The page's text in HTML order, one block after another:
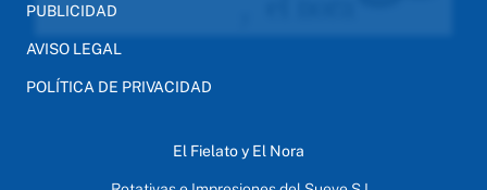
PUBLICIDAD
AVISO LEGAL
POLÍTICA DE PRIVACIDAD
El Fielato y El Nora